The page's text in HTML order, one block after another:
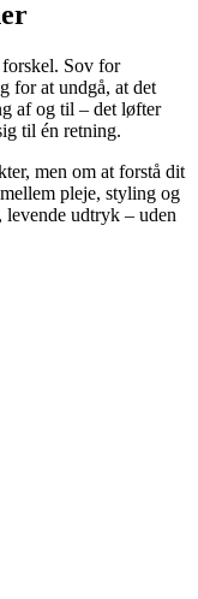
Sov for
for at undgå, at det
af og til – det løfter
til én retning.
men om at forstå dit
pleje, styling og
levende udtryk – uden